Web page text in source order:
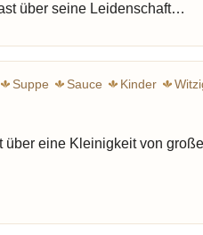
über seine Leidenschaft…
Suppe Sauce Kinder
eine Kleinigkeit von